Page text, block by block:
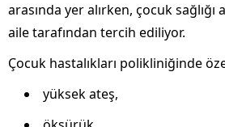
arasında yer alırken, çocuk sağlığı
aile tarafından tercih ediliyor.
Çocuk hastalıkları polikliniğinde
yüksek ateş,